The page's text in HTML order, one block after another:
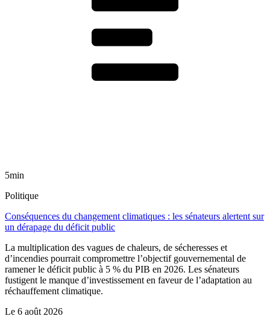
5min
Politique
Conséquences du changement climatiques : les sénateurs alertent sur
un dérapage du déficit public
La multiplication des vagues de chaleurs, de sécheresses et
d’incendies pourrait compromettre l’objectif gouvernemental de
ramener le déficit public à 5 % du PIB en 2026. Les sénateurs
fustigent le manque d’investissement en faveur de l’adaptation au
réchauffement climatique.
Le 6 août 2026